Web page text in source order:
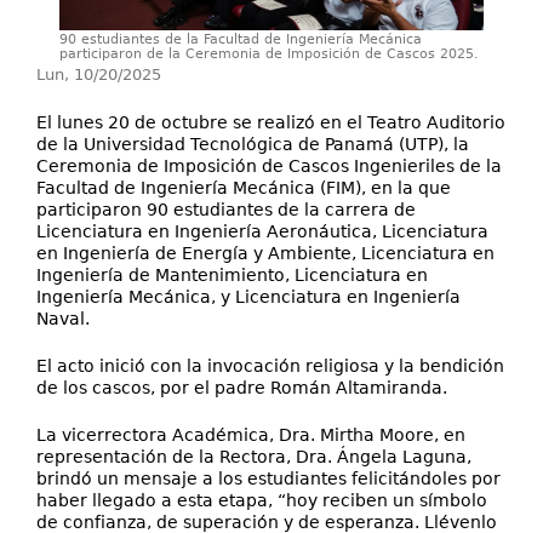
90 estudiantes de la Facultad de Ingeniería Mecánica
participaron de la Ceremonia de Imposición de Cascos 2025.
Lun, 10/20/2025
El lunes 20 de octubre se realizó en el Teatro Auditorio
de la Universidad Tecnológica de Panamá (UTP), la
Ceremonia de Imposición de Cascos Ingenieriles de la
Facultad de Ingeniería Mecánica (FIM), en la que
participaron 90 estudiantes de la carrera de
Licenciatura en Ingeniería Aeronáutica, Licenciatura
en Ingeniería de Energía y Ambiente, Licenciatura en
Ingeniería de Mantenimiento, Licenciatura en
Ingeniería Mecánica, y Licenciatura en Ingeniería
Naval.
El acto inició con la invocación religiosa y la bendición
de los cascos, por el padre Román Altamiranda.
La vicerrectora Académica, Dra. Mirtha Moore, en
representación de la Rectora, Dra. Ángela Laguna,
brindó un mensaje a los estudiantes felicitándoles por
haber llegado a esta etapa, “hoy reciben un símbolo
de confianza, de superación y de esperanza. Llévenlo